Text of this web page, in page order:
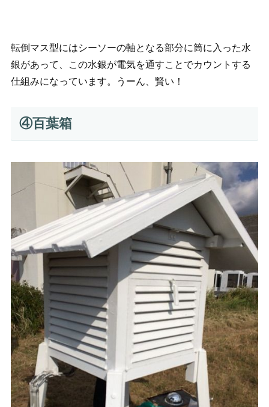
転倒マス型にはシーソーの軸となる部分に筒に入った水
銀があって、この水銀が電気を通すことでカウントする
仕組みになっています。うーん、賢い！
④百葉箱